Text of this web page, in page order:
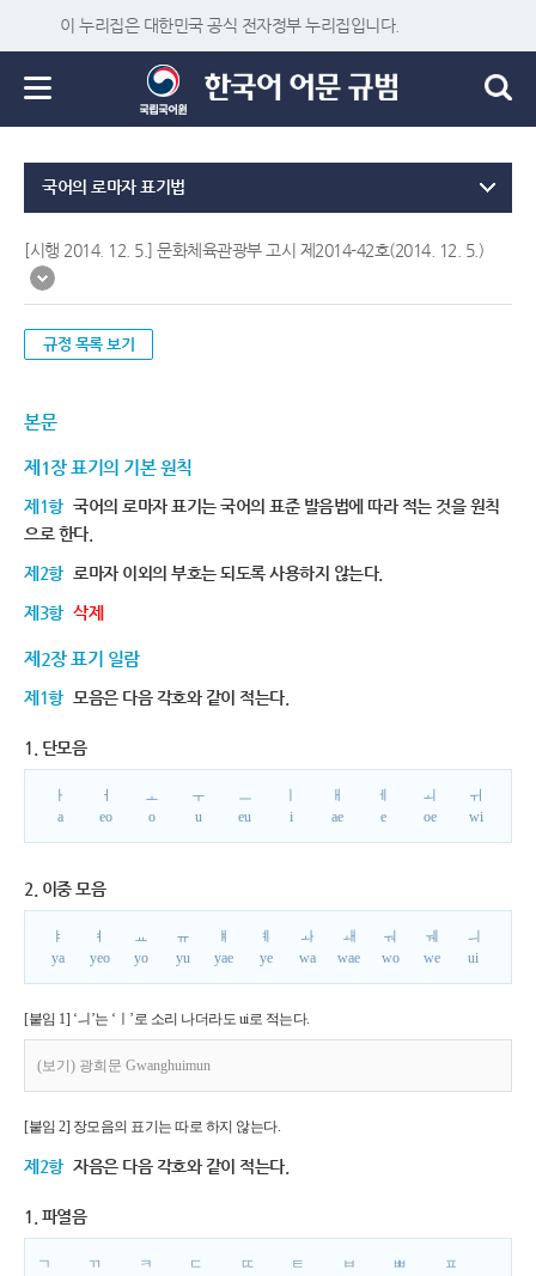
이 누리집은 대한민국 공식 전자정부 누리집입니다.
국어의 로마자 표기법
[시행 2014. 12. 5.] 문화체육관광부 고시 제2014-42호(2014. 12. 5.)
규정 목록 보기
본문
제1장 표기의 기본 원칙
제1항 국어의 로마자 표기는 국어의 표준 발음법에 따라 적는 것을 원칙
으로 한다.
제2항 로마자 이외의 부호는 되도록 사용하지 않는다.
제3항 삭제
제2장 표기 일람
제1항 모음은 다음 각호와 같이 적는다.
1. 단모음
ㅏ
a
ㅓ
eo
ㅗ
o
ㅜ
u
ㅡ
eu
i
ㅐ
ae
ㅔ
e
ㅚ
oe
ㅟ
wi
2. 이중 모음
ㅑ
ya
ㅕ
yeo
ㅛ
yo
ㅠ
yu
ㅒ
yae
ㅖ
ye
ㅘ
wa
ㅙ
wae
ㅝ
wo
ㅞ
we
ㅢ
ui
[붙임 1] ‘ㅢ’는 ‘ㅣ’로 소리 나더라도 ui로 적는다.
(보기) 광희문 Gwanghuimun
[붙임 2] 장모음의 표기는 따로 하지 않는다.
제2항 자음은 다음 각호와 같이 적는다.
1. 파열음
ㄱ
ㄲ
ㅋ
ㄷ
ㄸ
ㅌ
ㅂ
ㅃ
ㅍ